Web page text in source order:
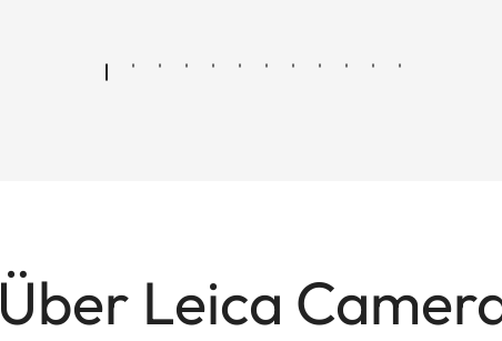
Über Leica